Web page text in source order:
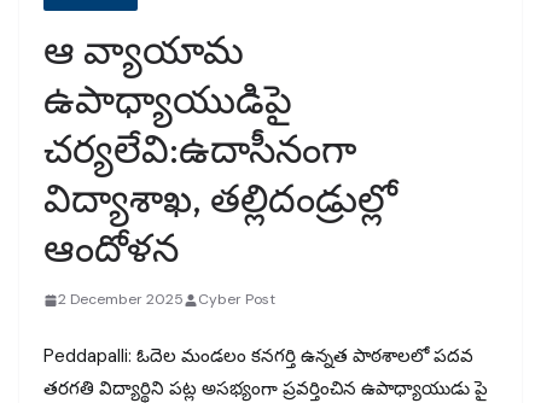
ఆ వ్యాయామ
ఉపాధ్యాయుడిపై
చర్యలేవి:ఉదాసీనంగా
విద్యాశాఖ, తల్లిదండ్రుల్లో
ఆందోళన
2 December 2025 Cyber Post
Peddapalli: ఓదెల మండలం కనగర్తి ఉన్నత పాఠశాలలో పదవ
తరగతి విద్యార్థిని పట్ల అసభ్యంగా ప్రవర్తించిన ఉపాధ్యాయుడు పై